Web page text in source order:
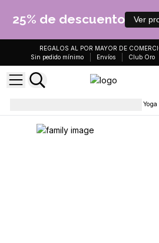
25% de descuento Ver
REGALOS AL POR MAYOR DE
Sin pedido mínimo
Envíos Club Oro
Pantalones para